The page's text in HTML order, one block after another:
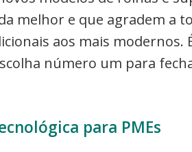
melhor e que agradem a
aos mais modernos.
número um para
para PMEs